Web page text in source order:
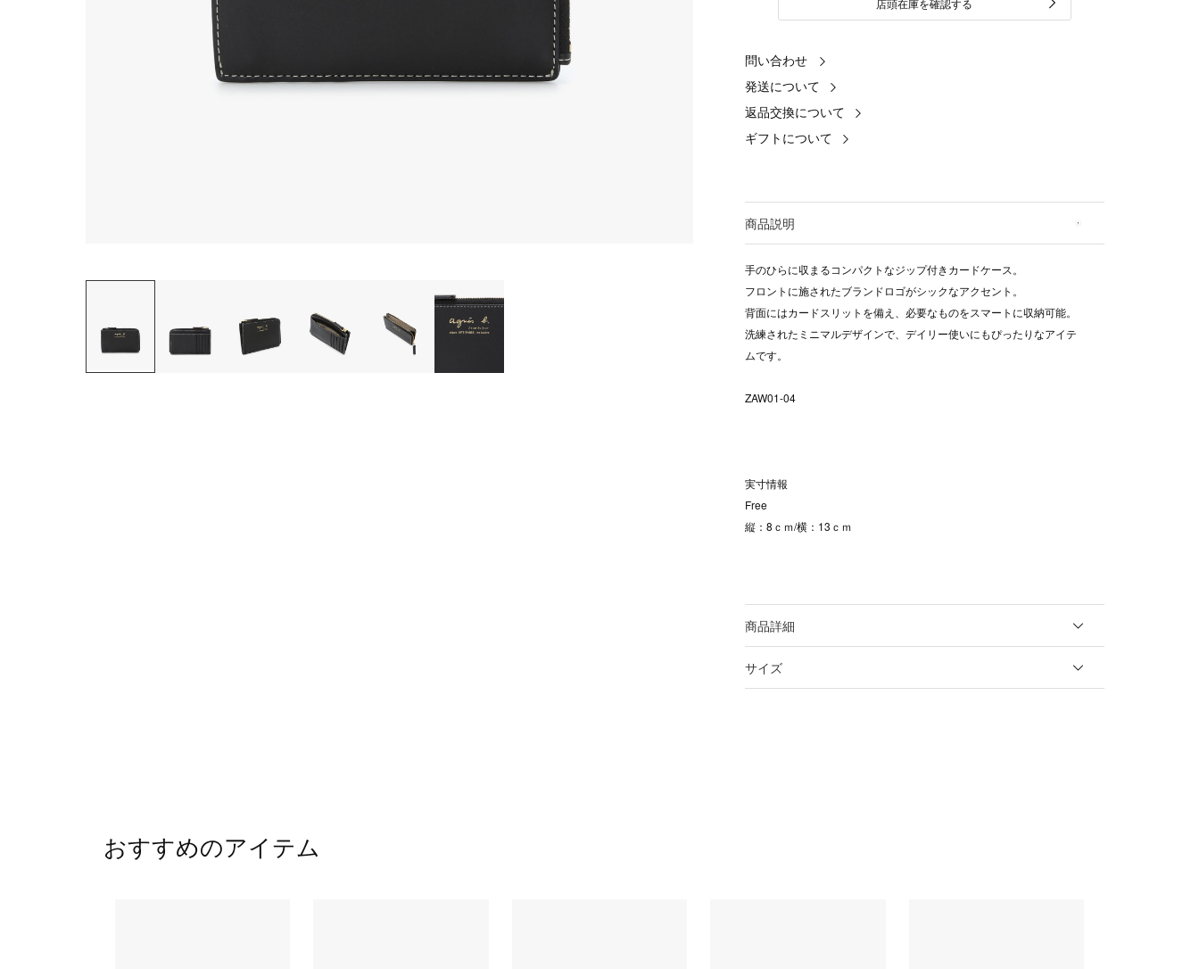
店頭在庫を確認する
問い合わせ
発送について
返品交換について
ギフトについて
商品説明
手のひらに収まるコンパクトなジップ付きカードケース。
フロントに施されたブランドロゴがシックなアクセント。
背面にはカードスリットを備え、必要なものをスマートに収納可能。
洗練されたミニマルデザインで、デイリー使いにもぴったりなアイテ
ムです。
ZAW01-04
実寸情報
Free
縦：8ｃｍ/横：13ｃｍ
商品詳細
サイズ
おすすめのアイテム